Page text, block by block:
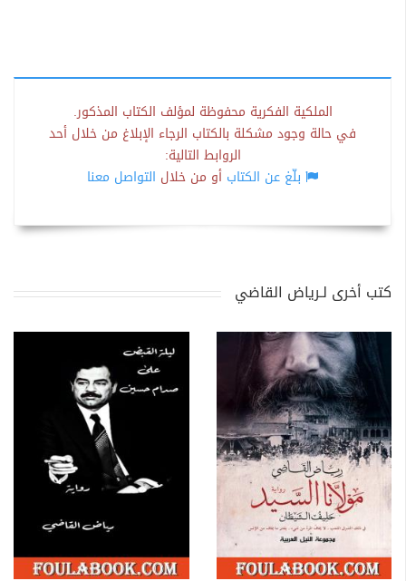
الملكية الفكرية محفوظة لمؤلف الكتاب المذكور.
في حالة وجود مشكلة بالكتاب الرجاء الإبلاغ من خلال أحد
الروابط التالية:
بلّغ عن الكتاب أو من خلال التواصل معنا
كتب أخرى لـرياض القاضي